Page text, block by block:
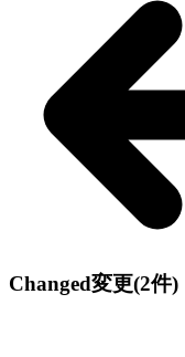
Changed変更(2件)